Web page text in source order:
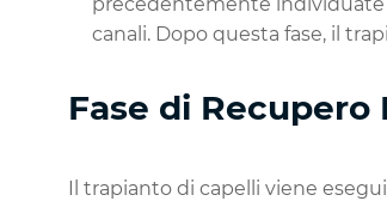
canali. Dopo questa fase, il
Fase di
Il trapianto di capelli viene